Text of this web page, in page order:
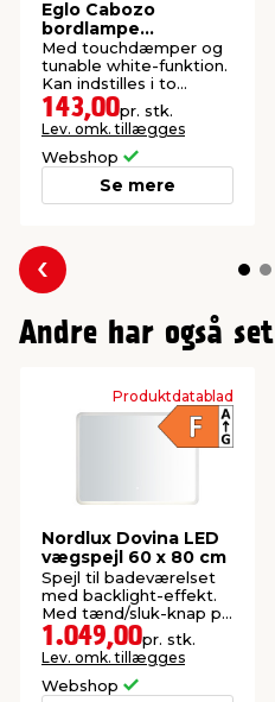
Eglo Cabozo
bordlampe
genopladelig sort
Med touchdæmper og
tunable white-funktion.
Kan indstilles i to
højder.
143,00pr. stk.
Lev. omk. tillægges
Webshop
Se mere
Forrige
Andre har også set
Produktdatablad
Nordlux Dovina LED
vægspejl 60 x 80 cm
Spejl til badeværelset
med backlight-effekt.
Med tænd/sluk-knap på
spejlet.
1.049,00pr. stk.
Lev. omk. tillægges
Webshop